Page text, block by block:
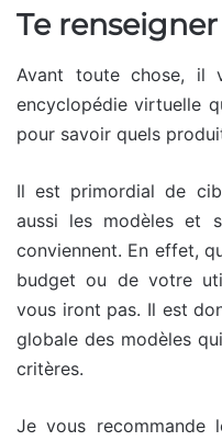
Te
Avant toute chose, il
encyclopédie virtuelle
pour savoir quels
Il est primordial de
aussi les modèles et
conviennent. En effet,
budget ou de votre
vous iront pas. Il est
globale des modèles
critères.
Je vous recommande